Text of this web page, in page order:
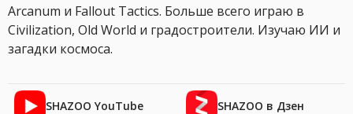
Arcanum и Fallout Tactics. Больше всего играю в
Civilization, Old World и градостроители. Изучаю ИИ и
загадки космоса.
SHAZOO YouTube SHAZOO в Дзен